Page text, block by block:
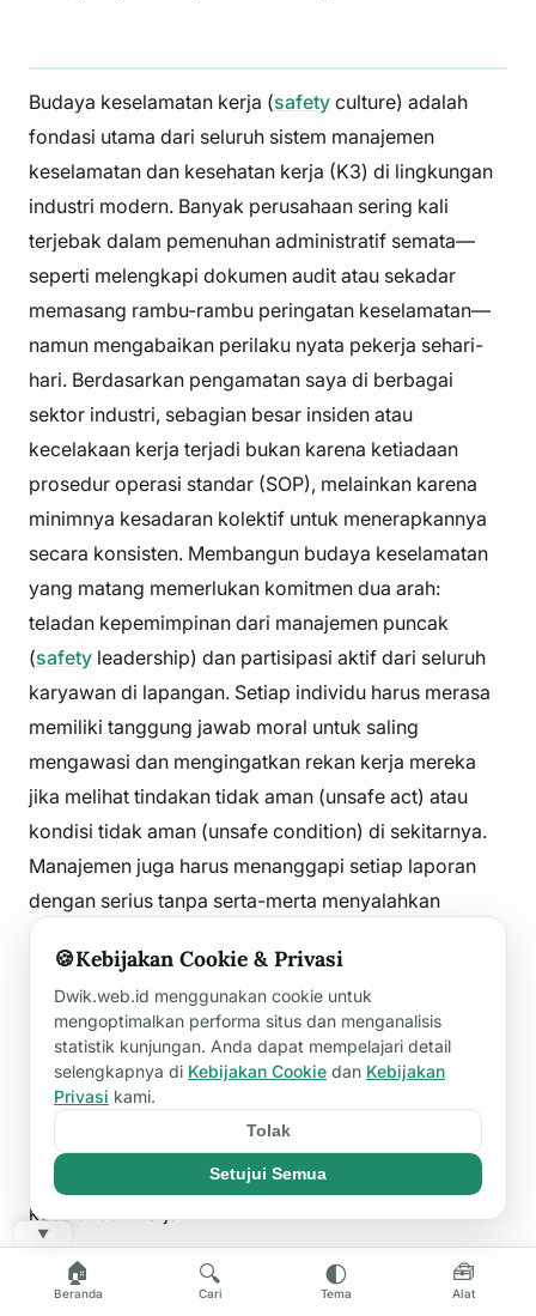
Budaya keselamatan kerja (safety culture) adalah
fondasi utama dari seluruh sistem manajemen
keselamatan dan kesehatan kerja (K3) di lingkungan
industri modern. Banyak perusahaan sering kali
terjebak dalam pemenuhan administratif semata—
seperti melengkapi dokumen audit atau sekadar
memasang rambu-rambu peringatan keselamatan—
namun mengabaikan perilaku nyata pekerja sehari-
hari. Berdasarkan pengamatan saya di berbagai
sektor industri, sebagian besar insiden atau
kecelakaan kerja terjadi bukan karena ketiadaan
prosedur operasi standar (SOP), melainkan karena
minimnya kesadaran kolektif untuk menerapkannya
secara konsisten. Membangun budaya keselamatan
yang matang memerlukan komitmen dua arah:
teladan kepemimpinan dari manajemen puncak
(safety leadership) dan partisipasi aktif dari seluruh
karyawan di lapangan. Setiap individu harus merasa
memiliki tanggung jawab moral untuk saling
mengawasi dan mengingatkan rekan kerja mereka
jika melihat tindakan tidak aman (unsafe act) atau
kondisi tidak aman (unsafe condition) di sekitarnya.
Manajemen juga harus menanggapi setiap laporan
dengan serius tanpa serta-merta menyalahkan
pekerja (no-blame culture). Budaya keselamatan
yang kuat akan menciptakan lingkungan kerja di
mana aspek keselamatan dianggap sebagai
kebutuhan utama untuk melindungi kelangsungan
hidup pekerja, bukan sebagai beban administratif
yang memperlambat pekerjaan. Hal ini pada akhirnya
akan meningkatkan produktivitas kerja secara
signifikan karena meminimalkan downtime akibat
kecelakaan kerja.
❓ Pertanyaan Umum (FAQ)
▼
🏠
Beranda
🔍
Cari
🌓
Tema
🧰
Alat
🍪Kebijakan Cookie & Privasi
Dwik.web.id menggunakan cookie untuk
mengoptimalkan performa situs dan menganalisis
statistik kunjungan. Anda dapat mempelajari detail
selengkapnya di Kebijakan Cookie dan Kebijakan
Privasi kami.
Tolak
Setujui Semua